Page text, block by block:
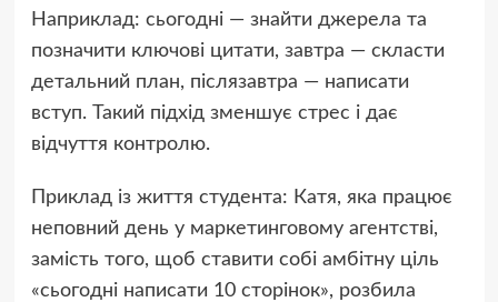
Наприклад: сьогодні — знайти джерела та
позначити ключові цитати, завтра — скласти
детальний план, післязавтра — написати
вступ. Такий підхід зменшує стрес і дає
відчуття контролю.
Приклад із життя студента: Катя, яка працює
неповний день у маркетинговому агентстві,
замість того, щоб ставити собі амбітну ціль
«сьогодні написати 10 сторінок», розбила